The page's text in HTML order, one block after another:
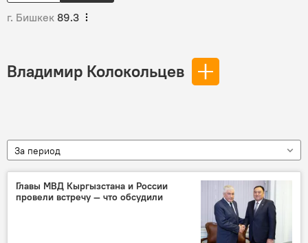
г. Бишкек 89.3
Владимир Колокольцев
За период
Главы МВД Кыргызстана и России
провели встречу — что обсудили